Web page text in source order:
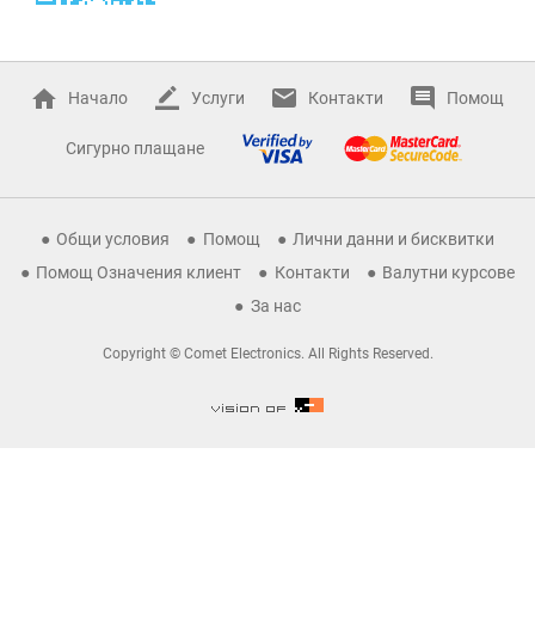
Начало Услуги Контакти Помощ
Сигурно плащане
Общи условия Помощ
Лични данни и бисквитки
Помощ Означения клиент
Контакти
Валутни курсове
За нас
Copyright © Comet Electronics. All Rights Reserved.